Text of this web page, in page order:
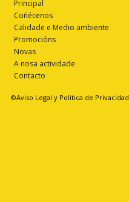
Principal
Coñécenos
Calidade e Medio ambiente
Promocións
Novas
A nosa actividade
Contacto
©Aviso Legal y Politica de Privacidad